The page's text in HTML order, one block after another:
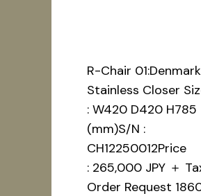
R-Chair
Stainless Closer
: W420 D420 H785
(mm)S/N :
CH12250012Price
: 265,000 JPY ＋
Order Request